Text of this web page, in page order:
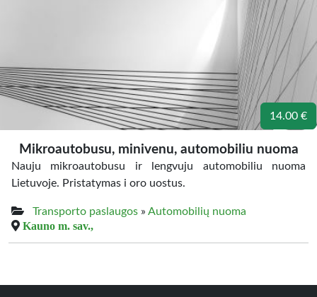
14.00 €
Mikroautobusu, minivenu, automobiliu nuoma
Nauju mikroautobusu ir lengvuju automobiliu nuoma
Lietuvoje. Pristatymas i oro uostus.
Transporto paslaugos » Automobilių nuoma
Kauno m. sav.,